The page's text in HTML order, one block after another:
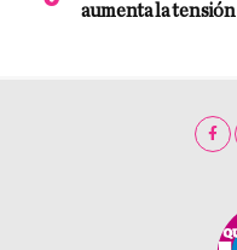
aumenta la tensión